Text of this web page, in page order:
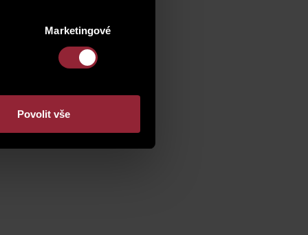
Marketingové
Povolit vše